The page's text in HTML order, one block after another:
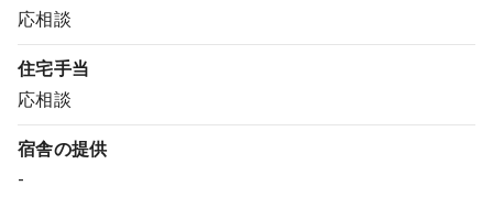
応相談
住宅手当
応相談
宿舎の提供
-